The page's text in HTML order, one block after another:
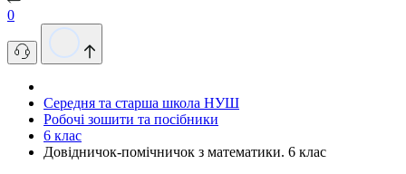
0
Середня та старша школа НУШ
Робочі зошити та посібники
6 клас
Довідничок-помічничок з математики. 6 клас